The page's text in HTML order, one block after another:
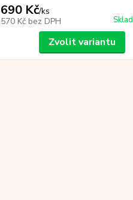
690 Kč/ks
570 Kč bez DPH
Zvolit variantu